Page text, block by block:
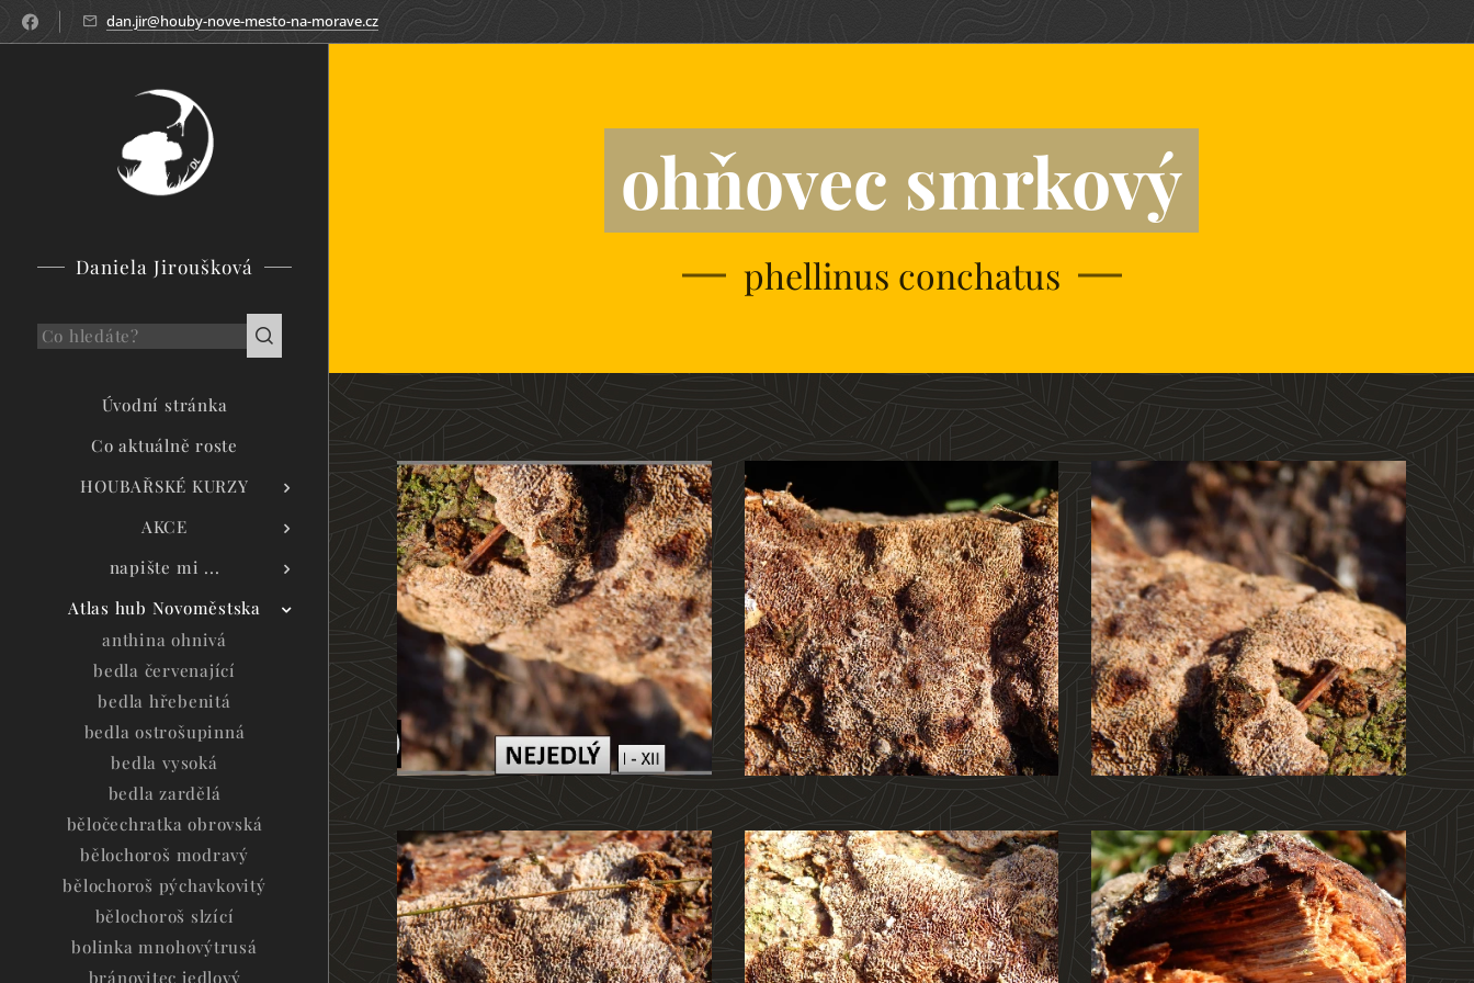
dan.jir@houby-nove-mesto-na-morave.cz
Daniela Jiroušková
Úvodní stránka
Co aktuálně roste
HOUBAŘSKÉ KURZY
AKCE
napište mi ...
Atlas hub Novoměstska
anthina ohnivá
bedla červenající
bedla hřebenitá
bedla ostrošupinná
bedla vysoká
bedla zardělá
běločechratka obrovská
bělochoroš modravý
bělochoroš pýchavkovitý
bělochoroš slzící
bolinka mnohovýtrusá
bránovitec jedlový
ohňovec smrkový
phellinus conchatus